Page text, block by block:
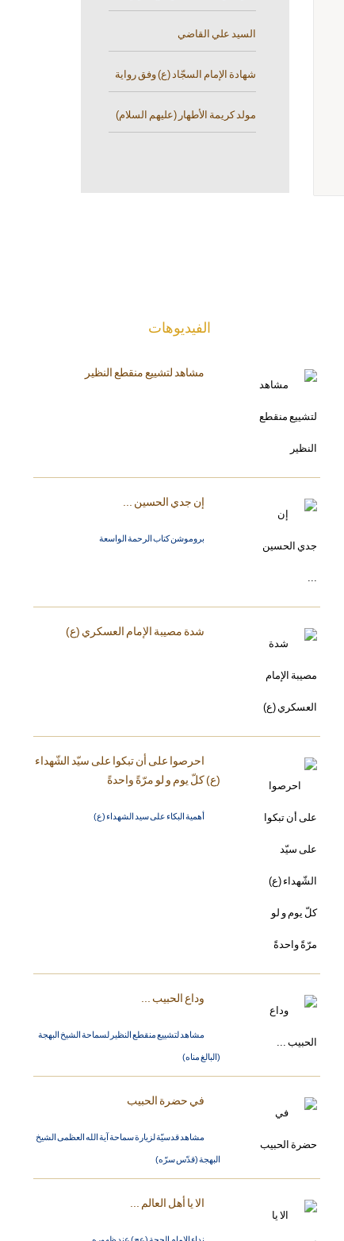
السيد علي القاضي
شهادة الإمام السجّاد (ع) وفق رواية
مولد كريمة الأطهار (عليهم السلام)
الفیدیوهات
مشاهد لتشييع منقطع النظير
إن جدي الحسين ...
بروموشن كتاب الرحمة الواسعة
شدة مصيبة الإمام العسكري (ع)
احرصوا على أن تبكوا على سيّد الشّهداء
(ع) كلّ يوم و لو مرّةً واحدةً
أهمية البكاء على سيد الشهداء (ع)
وداع الحبيب ...
مشاهد لتشييع منقطع النظير لسماحة الشيخ البهجة
(البالغ مناه)
في حضرة الحبيب
مشاهد قدسيّة لزيارة سماحة آية الله العظمى الشيخ
البهجة (قدّس سرّه)
الا يا أهل العالم ...